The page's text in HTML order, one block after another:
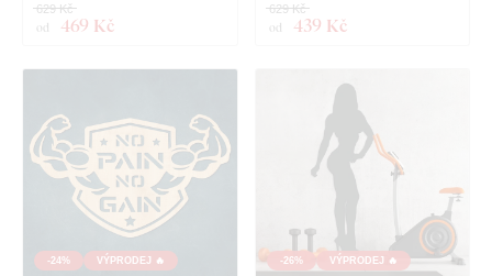
od 469 Kč
629 Kč
od 439 Kč
629 Kč
-24% VÝPRODEJ 🔥 -26% VÝPRODEJ 🔥